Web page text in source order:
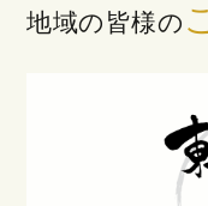
地域の皆様の